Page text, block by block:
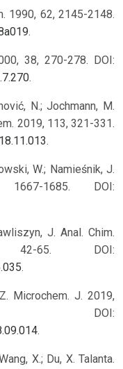
1990, 62, 2145-2148.
.
38, 270-278. DOI:
.
N.; Jochmann, M.
2019, 113, 321-331.
.
W.; Namieśnik, J.
1685. DOI:
J. Anal. Chim.
65. DOI:
.
Microchem. J. 2019,
DOI:
.
X.; Du, X. Talanta.